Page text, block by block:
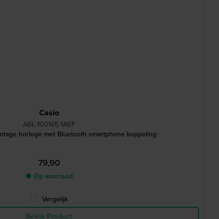
Casio
ABL-100WE-1AEF
horloge met Bluetooth smartphone koppeling
79,90
● Op voorraad
Vergelijk
Bekijk Product